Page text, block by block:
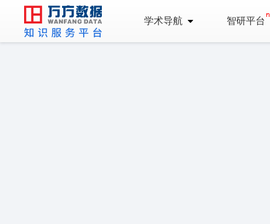
学术导航 智研平台